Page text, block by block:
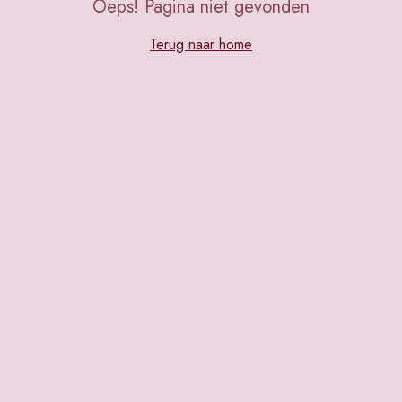
Oeps! Pagina niet gevonden
Terug naar home